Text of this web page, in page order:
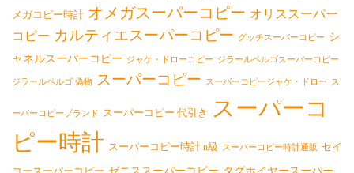
メガコピー時計 オメガスーパーコピー オリススーパー
コピー カルティエスーパーコピー グッチスーパーコピー シ
ャネルスーパーコピー ジャケ・ドローコピー ジラールペルゴスーパーコピー
ジラールペルゴ 偽物 スーパーコピー スーパーコピージャケ・ドロー ス
ーパーコピーブランド スーパーコピー 代引き
スーパーコ
ピー時計 スーパーコピー時計 n級 スーパーコピー時計通販 セイ